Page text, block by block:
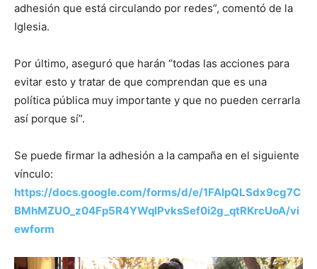
adhesión que está circulando por redes”, comentó de la
Iglesia.
Por último, aseguró que harán “todas las acciones para
evitar esto y tratar de que comprendan que es una
política pública muy importante y que no pueden cerrarla
así porque sí”.
Se puede firmar la adhesión a la campaña en el siguiente
vínculo:
https://docs.google.com/forms/d/e/1FAIpQLSdx9cg7C
BMhMZUO_z04Fp5R4YWqlPvksSef0i2g_qtRKrcUoA/vi
ewform